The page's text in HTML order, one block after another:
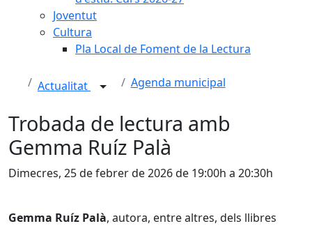
Joventut
Cultura
Pla Local de Foment de la Lectura
Actualitat Agenda municipal
Trobada de lectura amb
Gemma Ruíz Palà
Dimecres, 25 de febrer de 2026 de 19:00h a 20:30h
Gemma Ruíz Palà, autora, entre altres, dels llibres